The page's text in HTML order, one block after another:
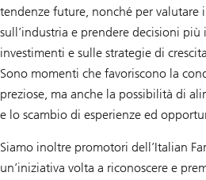
tendenze future, nonché per valutare
sull’industria e prendere decisioni
investimenti e sulle strategie di
Sono momenti che favoriscono la
preziose, ma anche la possibilità di
e lo scambio di esperienze ed
Siamo inoltre promotori dell’Italian
un’iniziativa volta a riconoscere e